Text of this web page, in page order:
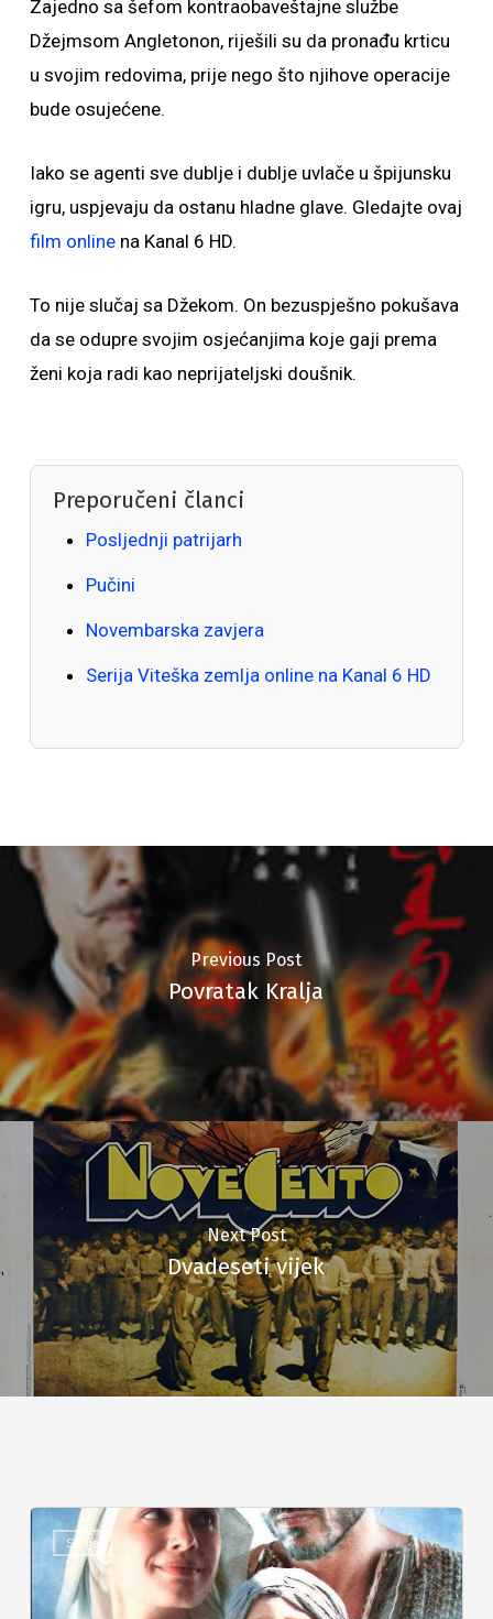
Zajedno sa šefom kontraobaveštajne službe
Džejmsom Angletonon, riješili su da pronađu krticu
u svojim redovima, prije nego što njihove operacije
bude osujećene.
Iako se agenti sve dublje i dublje uvlače u špijunsku
igru, uspjevaju da ostanu hladne glave. Gledajte ovaj
film onlinena Kanal 6 HD.
To nije slučaj sa Džekom. On bezuspješno pokušava
da se odupre svojim osjećanjima koje gaji prema
ženi koja radi kao neprijateljski doušnik.
Preporučeni članci
Posljednji patrijarh
Pučini
Novembarska zavjera
Serija Viteška zemlja online na Kanal 6 HD
Previous Post
Povratak Kralja
Next Post
Dvadeseti vijek
Serije